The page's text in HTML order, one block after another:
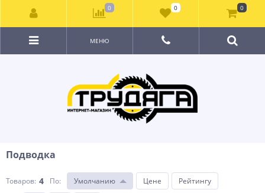
МЕНЮ
Подводка
Товаров: 4 По: Умолчанию Цене
Рейтингу
0 0 0